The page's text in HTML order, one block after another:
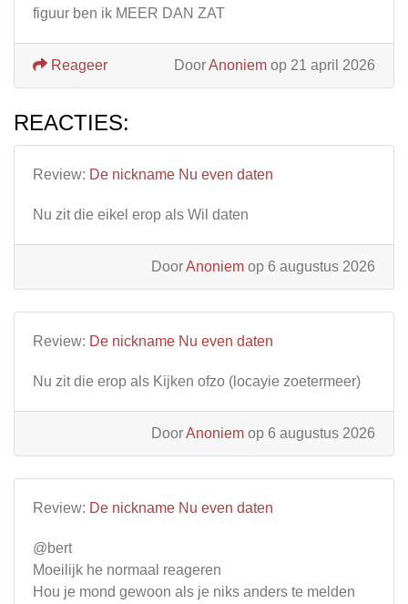
figuur ben ik MEER DAN ZAT
DoorAnoniem op 21 april 2026
Reageer
REACTIES:
Review: De nickname Nu even daten
Nu zit die eikel erop als Wil daten
DoorAnoniem op 6 augustus 2026
Review: De nickname Nu even daten
Nu zit die erop als Kijken ofzo (locayie zoetermeer)
DoorAnoniem op 6 augustus 2026
Review: De nickname Nu even daten
@bert
Moeilijk he normaal reageren
Hou je mond gewoon als je niks anders te melden